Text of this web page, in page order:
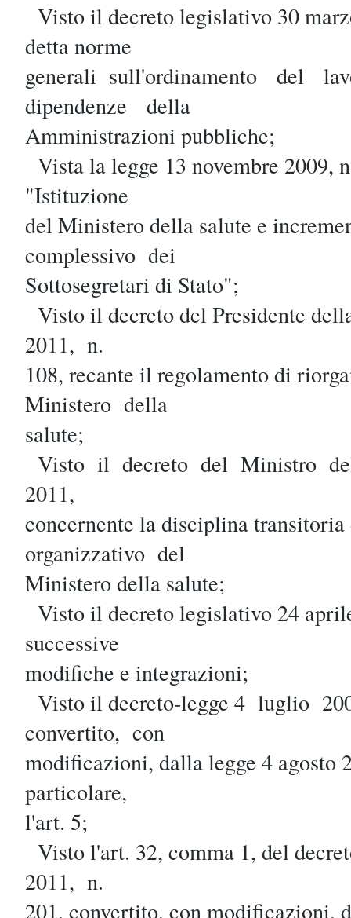
Visto il decreto legislativo 30
detta norme
generali sull'ordinamento del
dipendenze della
Amministrazioni pubbliche;
Vista la legge 13 novembre
"Istituzione
del Ministero della salute e
complessivo dei
Sottosegretari di Stato";
Visto il decreto del Presidente
2011, n.
108, recante il regolamento di
Ministero della
salute;
Visto il decreto del Ministro
2011,
concernente la disciplina transitoria
organizzativo del
Ministero della salute;
Visto il decreto legislativo 24
successive
modifiche e integrazioni;
Visto il decreto-legge 4 luglio
convertito, con
modificazioni, dalla legge 4 agosto
particolare,
l'art. 5;
Visto l'art. 32, comma 1, del
2011, n.
201, convertito, con modificazioni,